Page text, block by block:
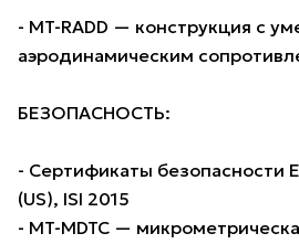
- MT-RADD — конструкция с
аэродинамическим
БЕЗОПАСНОСТЬ:
- Сертификаты безопасности
(US), ISI 2015
- MT-MDTC —